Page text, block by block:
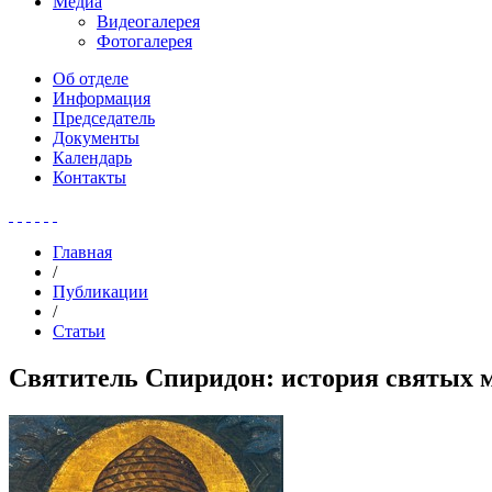
Видеогалерея
Фотогалерея
Об отделе
Информация
Председатель
Документы
Календарь
Контакты
Главная
/
Публикации
/
Статьи
Святитель Спиридон: история святых